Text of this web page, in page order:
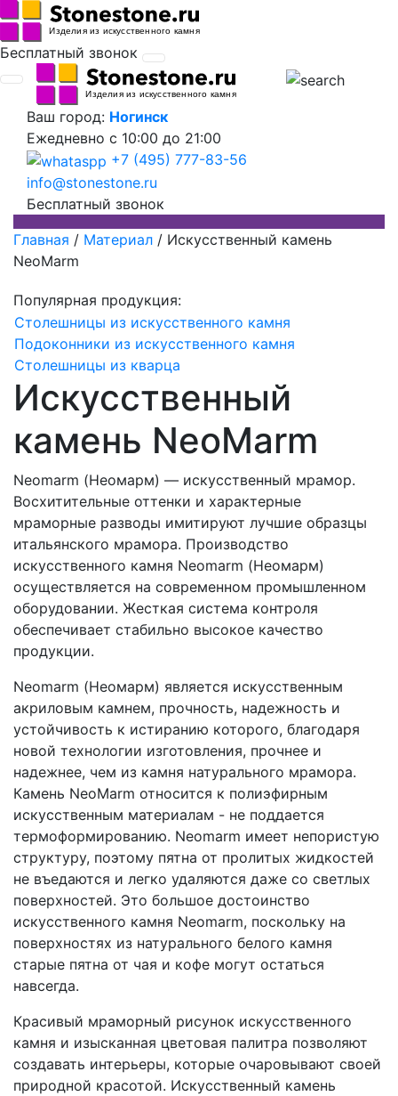
Бесплатный звонок
Ваш город: Ногинск
Ежедневно с 10:00 до 21:00
+7 (495) 777-83-56
info@stonestone.ru
Бесплатный звонок
Главная / Материал / Искусственный камень
NeoMarm
Популярная продукция:
Столешницы из искусственного камня
Подоконники из искусственного камня
Столешницы из кварца
Искусственный
камень NeoMarm
Neomarm (Неомарм) — искусственный мрамор.
Восхитительные оттенки и характерные
мраморные разводы имитируют лучшие образцы
итальянского мрамора. Производство
искусственного камня Neomarm (Неомарм)
осуществляется на современном промышленном
оборудовании. Жесткая система контроля
обеспечивает стабильно высокое качество
продукции.
Neomarm (Неомарм) является искусственным
акриловым камнем, прочность, надежность и
устойчивость к истиранию которого, благодаря
новой технологии изготовления, прочнее и
надежнее, чем из камня натурального мрамора.
Камень NeoMarm относится к полиэфирным
искусственным материалам - не поддается
термоформированию. Neomarm имеет непористую
структуру, поэтому пятна от пролитых жидкостей
не въедаются и легко удаляются даже со светлых
поверхностей. Это большое достоинство
искусственного камня Neomarm, поскольку на
поверхностях из натурального белого камня
старые пятна от чая и кофе могут остаться
навсегда.
Красивый мраморный рисунок искусственного
камня и изысканная цветовая палитра позволяют
создавать интерьеры, которые очаровывают своей
природной красотой. Искусственный камень